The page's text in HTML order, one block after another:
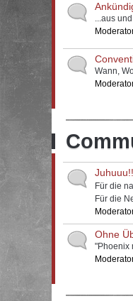
...aus
Wann,
Für die
Für die
Ohne
"Phoenix